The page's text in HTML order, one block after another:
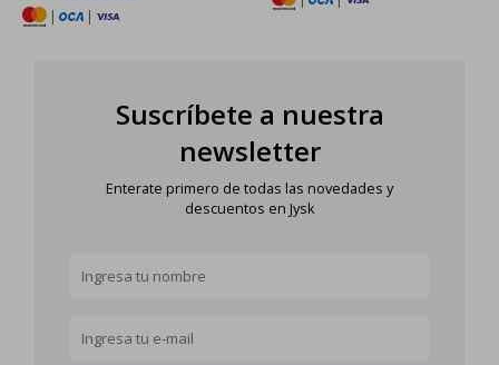
|
|
Suscríbete a nuestra
newsletter
Enterate primero de todas las novedades y
descuentos en Jysk